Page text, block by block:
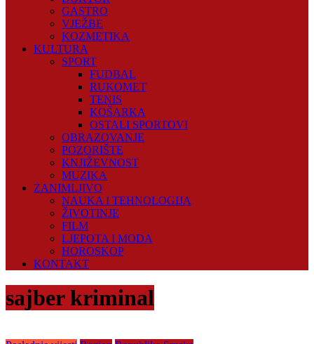
GASTRO
VJEŽBE
KOZMETIKA
KULTURA
SPORT
FUDBAL
RUKOMET
TENIS
KOŠARKA
OSTALI SPORTOVI
OBRAZOVANJE
POZORIŠTE
KNJIŽEVNOST
MUZIKA
ZANIMLJIVO
NAUKA I TEHNOLOGIJA
ŽIVOTINJE
FILM
LJEPOTA I MODA
HOROSKOP
KONTAKT
sajber kriminal